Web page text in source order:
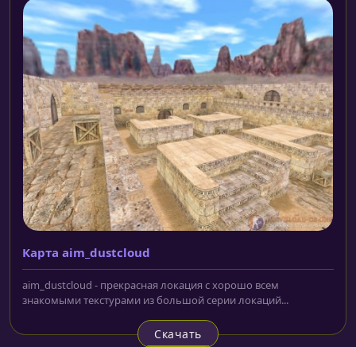
Карта aim_dustcloud
aim_dustcloud - прекрасная локация с хорошо всем
знакомыми текстурами из большой серии локаций...
Скачать